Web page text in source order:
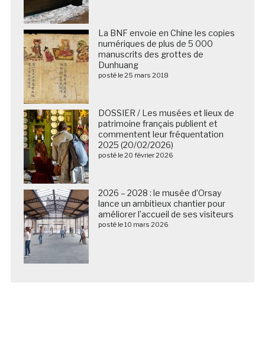
La BNF envoie en Chine les copies
numériques de plus de 5 000
manuscrits des grottes de
Dunhuang
posté le 25 mars 2018
DOSSIER / Les musées et lieux de
patrimoine français publient et
commentent leur fréquentation
2025 (20/02/2026)
posté le 20 février 2026
2026 – 2028 : le musée d’Orsay
lance un ambitieux chantier pour
améliorer l’accueil de ses visiteurs
posté le 10 mars 2026